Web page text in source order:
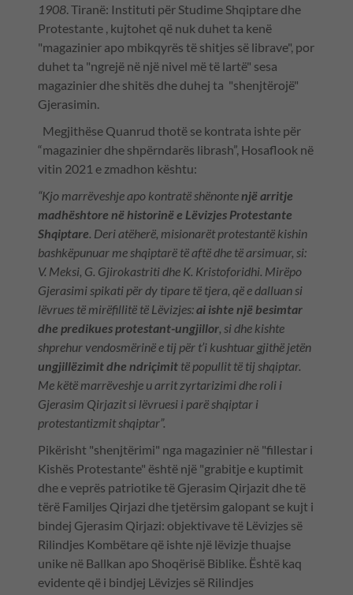
1908 . Tiranë: Instituti për Studime Shqiptare dhe
Protestante , kujtohet që nuk duhet ta kenë
"magazinier apo mbikqyrës të shitjes së librave", por
duhet ta "ngrejë në një nivel më të lartë" sesa
magazinier dhe shitës dhe duhej ta "shenjtërojë"
Gjerasimin.
Megjithëse Quanrud thotë se kontrata ishte për
“magazinier dhe shpërndarës librash”, Hosaflook në
vitin 2021 e zmadhon kështu:
“Kjo marrëveshje apo kontratë shënonte një arritje
madhështore në historinë e Lëvizjes Protestante
Shqiptare . Deri atëherë, misionarët protestantë kishin
bashkëpunuar me shqiptarë të aftë dhe të arsimuar, si:
V. Meksi, G. Gjirokastriti dhe K. Kristoforidhi. Mirëpo
Gjerasimi spikati për dy tipare të tjera, që e dalluan si
lëvrues të mirëfillitë të Lëvizjes:ai ishte një besimtar
dhe predikues protestant-ungjillor , si dhe kishte
shprehur vendosmërinë e tij për t’i kushtuar gjithë jetën
ungjillëzimit dhe ndriçimit të popullit të tij shqiptar.
Me këtë marrëveshje u arrit zyrtarizimi dhe roli i
Gjerasim Qirjazit si lëvruesi i parë shqiptar i
protestantizmit shqiptar”.
Pikërisht "shenjtërimi" nga magazinier në "fillestar i
Kishës Protestante" është një "grabitje e kuptimit
dhe e veprës patriotike të Gjerasim Qirjazit dhe të
tërë Familjes Qirjazi dhe tjetërsim galopant se kujt i
bindej Gjerasim Qirjazi: objektivave të Lëvizjes së
Rilindjes Kombëtare që ishte një lëvizje thuajse
unike në Ballkan apo Shoqërisë Biblike. Është kaq
evidente që i bindjej Lëvizjes së Rilindjes